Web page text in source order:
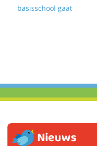
basisschool gaat
Nieuws